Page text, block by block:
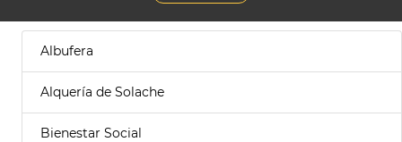
Albufera
Alquería de Solache
Bienestar Social